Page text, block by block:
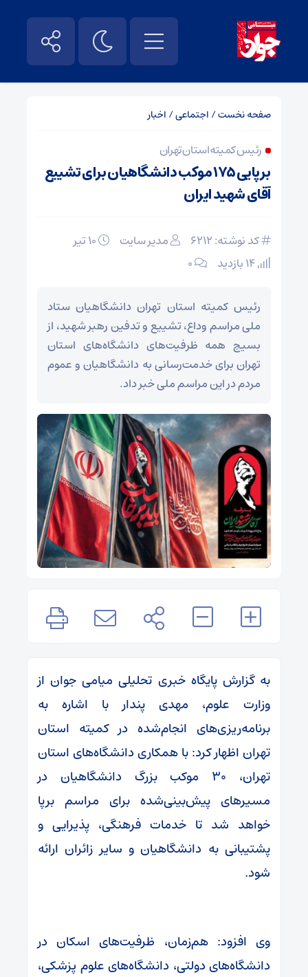
صفحه نخست/ اجتماعی/ اخبار
رئیس کمیته استان تهران
برپایی ۱۷۵ موکب دانشگاهیان برای تشییع
آقای شهید ایران
کد نوشته: 6212 مدیر سایت
۰
رئیس کمیته استان تهران دانشگاهیان ستاد
ملی مراسم وداع، تشییع و تدفین رهبر شهید، از
بسیج همه ظرفیت‌های دانشگاه‌های استان
تهران برای خدمت‌رسانی به دانشگاهیان و عموم
مردم در این مراسم ملی خبر داد.
به گزارش پایگاه خبری تحلیلی میامی جوان از
وزارت علوم، مهدی پندار با اشاره به
برنامه‌ریزی‌های انجام‌شده در کمیته استان
تهران اظهار کرد: با همکاری دانشگاه‌های استان
تهران، ۳۰ موکب بزرگ دانشگاهیان در
مسیرهای پیش‌بینی‌شده برای مراسم برپا
خواهد شد تا خدمات فرهنگی، پذیرایی و
پشتیبانی به دانشگاهیان و سایر زائران ارائه
شود.
وی افزود: هم‌زمان، ظرفیت‌های اسکان در
دانشگاه‌های دولتی، دانشگاه‌های علوم پزشکی،